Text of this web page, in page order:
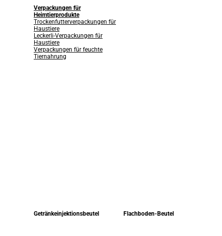
Verpackungen für
Heimtierprodukte
Trockenfutterverpackungen für
Haustiere
Leckerli-Verpackungen für
Haustiere
Verpackungen für feuchte
Tiernahrung
Getränkeinjektionsbeutel Flachboden-Beutel